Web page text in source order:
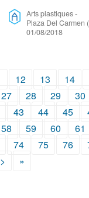
Arts plastiques-
Plaza Del Carmen
01/08/2018
12 13 14
27 28 29 30
43 44 45
58 59 60 61
74 75 76
> »